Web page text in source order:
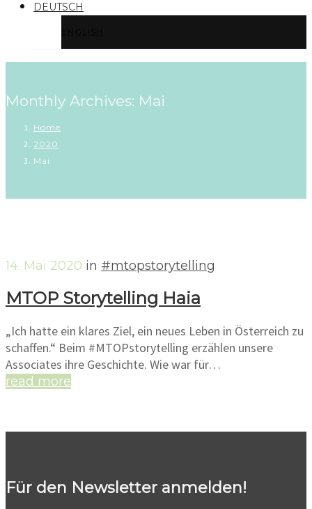
DEUTSCH
Monthly Archives: Mai
Home
2020
Mai
14. Mai 2020 in #mtopstorytelling
MTOP Storytelling Haia
„Ich hatte ein klares Ziel, ein neues Leben in Österreich zu
schaffen.“ Beim #MTOPstorytelling erzählen unsere
Associates ihre Geschichte. Wie war für…
read more
Für den Newsletter anmelden!